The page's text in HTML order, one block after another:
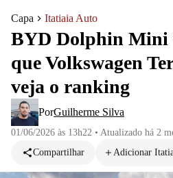
Capa Itatiaia Auto
BYD Dolphin Mini
que Volkswagen
veja o ranking
PorGuilherme Silva
01/06/2026 às 13h22 • Atualizado há 2
Compartilhar
Adicionar